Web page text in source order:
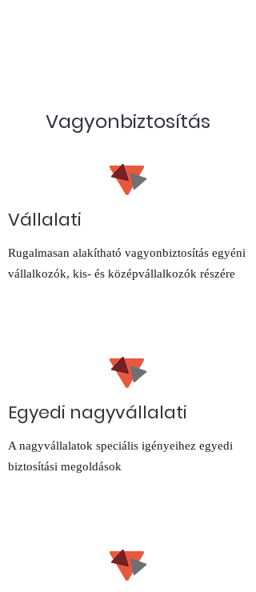
Vagyonbiztosítás
Vállalati
Rugalmasan alakítható vagyonbiztosítás egyéni
vállalkozók, kis- és középvállalkozók részére
Egyedi nagyvállalati
A nagyvállalatok speciális igényeihez egyedi
biztosítási megoldások